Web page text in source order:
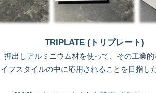
TRIPLATE (トリプレート)
押出しアルミニウム材を使って、その工業
フスタイルの中に応用されることを目指し